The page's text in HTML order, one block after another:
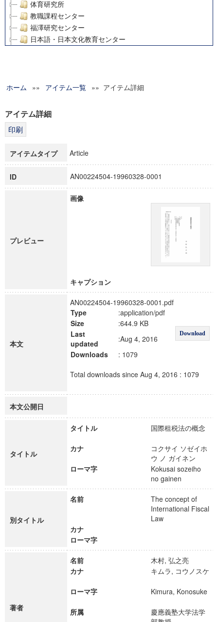
体育研究所
教職課程センター
福澤研究センター
日本語・日本文化教育センター
グローバルリサーチインスティテュート
科学研究費補助金研究成果報告書
博士課程教育リーディングプログラム「超成熟社会発展のサ
ホーム »» アイテム一覧 »» アイテム詳細
アイテム詳細
アイテムタイプ Article
ID AN00224504-19960328-0001
プレビュー
画像
キャプション
本文
AN00224504-19960328-0001.pdf
Type
:application/pdf
Download
Size
:644.9 KB
Last
updated
:Aug 4, 2016
Downloads
: 1079
Total downloads since Aug 4, 2016 : 1079
本文公開日
タイトル
タイトル 国際租税法の概念
カナ
コクサイ ソゼイホ
ウ ノ ガイネン
ローマ字
Kokusai sozeiho
no gainen
別タイトル
名前
The concept of
International Fiscal
Law
カナ
ローマ字
著者
名前
木村, 弘之亮
カナ
キムラ, コウノスケ
ローマ字 Kimura, Konosuke
所属
慶應義塾大学法学